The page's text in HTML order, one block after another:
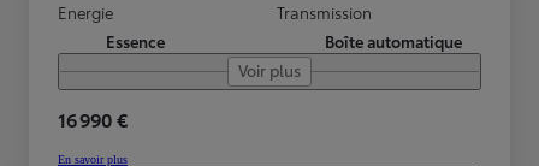
Energie
Essence
Transmission
Boîte automatique
Voir plus
16 990 €
En savoir plus